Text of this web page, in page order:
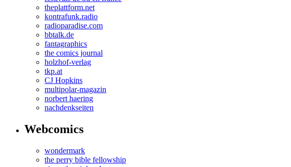
theplattform.net
kontrafunk.radio
radioparadise.com
bbtalk.de
fantagraphics
the comics journal
holzhof-verlag
tkp.at
CJ Hopkins
multipolar-magazin
norbert haering
nachdenkseiten
Webcomics
wondermark
the perry bible fellowship